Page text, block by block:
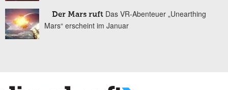
Der Mars ruft Das VR-Abenteuer „Unearthing
Mars“ erscheint im Januar